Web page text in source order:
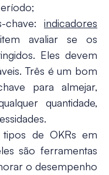
chave: indicadores
avaliar se os
Eles devem
Três é um bom
para almejar,
quantidade,
de OKRs em
são ferramentas
o desempenho